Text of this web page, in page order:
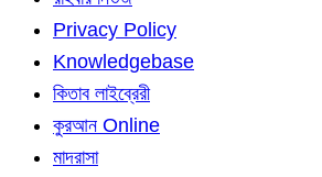
Privacy Policy
Knowledgebase
কিতাব লাইব্রেরী
কুরআন Online
মাদরাসা